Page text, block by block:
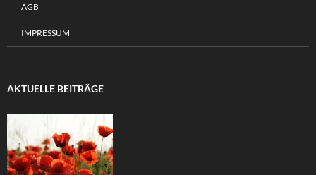
AGB
IMPRESSUM
AKTUELLE BEITRÄGE